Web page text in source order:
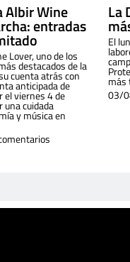
Albir Wine
entradas
Lover, uno de los
destacados de la
cuenta atrás con
anticipada de
el viernes 4 de
cuidada
y música en
La
El
más
03/